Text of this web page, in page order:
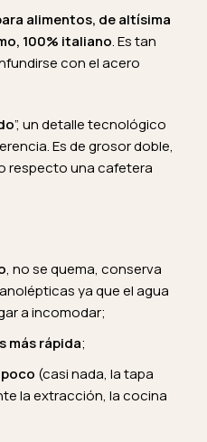
alimentos, de altísima
100% italiano. Es tan
con el acero
”, un detalle tecnológico
Es de grosor doble,
respecto una cafetera
, no se quema, conserva
ya que el agua
a incomodar;
más rápida;
(casi nada, la tapa
la extracción, la cocina